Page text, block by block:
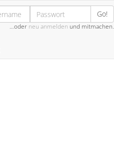
Go!
…oder neu anmelden und mitmachen.